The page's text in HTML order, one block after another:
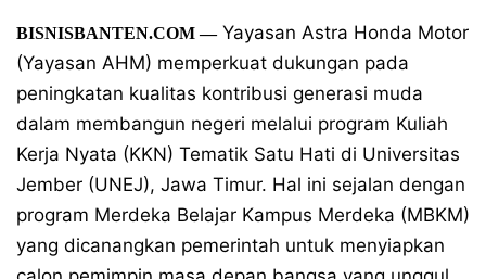
BISNISBANTEN.COM —Yayasan Astra Honda Motor
(Yayasan AHM) memperkuat dukungan pada
peningkatan kualitas kontribusi generasi muda
dalam membangun negeri melalui program Kuliah
Kerja Nyata (KKN) Tematik Satu Hati di Universitas
Jember (UNEJ), Jawa Timur. Hal ini sejalan dengan
program Merdeka Belajar Kampus Merdeka (MBKM)
yang dicanangkan pemerintah untuk menyiapkan